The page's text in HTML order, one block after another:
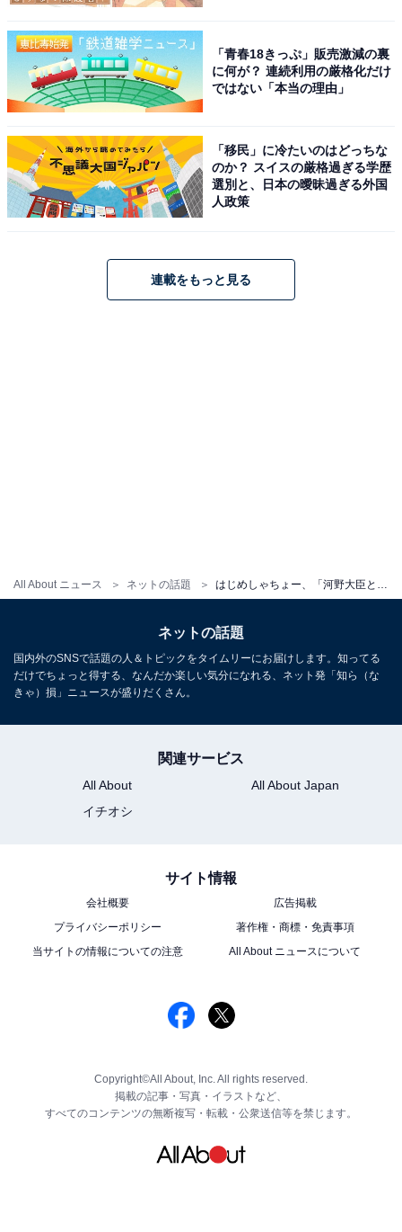
All About ニュース ネットの話題
「青春18きっぷ」販売激減の裏
に何が？ 連続利用の厳格化だけ
ではない「本当の理由」
「移民」に冷たいのはどっちな
のか？ スイスの厳格過ぎる学歴
選別と、日本の曖昧過ぎる外国
人政策
連載をもっと見る
ネットの話題
国内外のSNSで話題の人＆トピックをタイムリーにお届けします。知ってる
だけでちょっと得する、なんだか楽しい気分になれる、ネット発「知ら（な
きゃ）損」ニュースが盛りだくさん。
関連サービス
All About
All About Japan
イチオシ
サイト情報
会社概要
広告掲載
プライバシーポリシー
著作権・商標・免責事項
当サイトの情報についての注意
All About ニュースについて
Copyright©All About, Inc. All rights reserved.
掲載の記事・写真・イラストなど、
すべてのコンテンツの無断複写・転載・公衆送信等を禁じます。